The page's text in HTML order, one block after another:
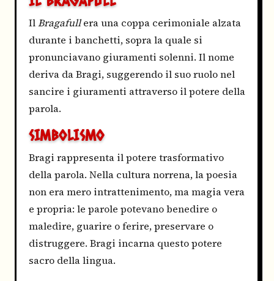
IlBragafullera una coppa cerimoniale alzata
durante i banchetti, sopra la quale si
pronunciavano giuramenti solenni. Il nome
deriva da Bragi, suggerendo il suo ruolo nel
sancire i giuramenti attraverso il potere della
parola.
SIMBOLISMO
Bragi rappresenta il potere trasformativo
della parola. Nella cultura norrena, la poesia
non era mero intrattenimento, ma magia vera
e propria: le parole potevano benedire o
maledire, guarire o ferire, preservare o
distruggere. Bragi incarna questo potere
sacro della lingua.